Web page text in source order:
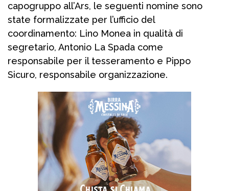
capogruppo all’Ars, le seguenti nomine sono
state formalizzate per l’ufficio del
coordinamento: Lino Monea in qualità di
segretario, Antonio La Spada come
responsabile per il tesseramento e Pippo
Sicuro, responsabile organizzazione.